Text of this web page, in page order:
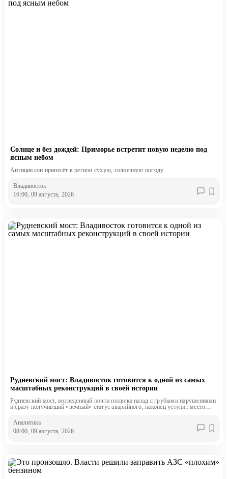
Солнце и без дождей: Приморье встретит новую неделю под
ясным небом
Антициклон принесёт в регион сухую, солнечную погоду
Владивосток
16:00, 09 августа, 2026
Рудневский мост: Владивосток готовится к одной из самых
масштабных реконструкций в своей истории
Рудневский мост, возведенный почти полвека назад с грубыми нарушениями
и сразу получивший «вечный» статус аварийного, наконец уступит место
Аналитика
08:00, 09 августа, 2026